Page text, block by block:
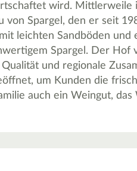
wird.
von Spargel, den er seit
leichten Sandböden
Spargel. Der
und regionale
um Kunden die
auch ein Weingut, das